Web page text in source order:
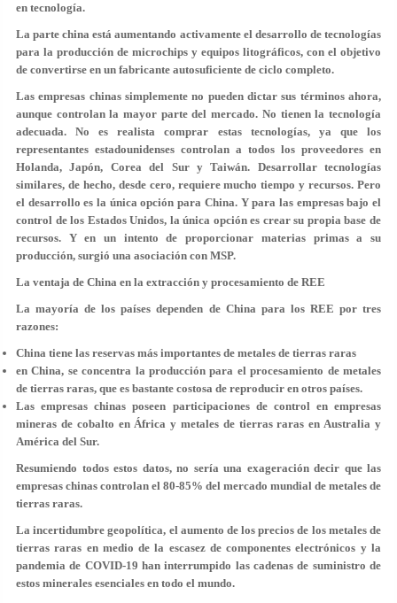
en tecnología.
La parte china está aumentando activamente el desarrollo de tecnologías
para la producción de microchips y equipos litográficos, con el objetivo
de convertirse en un fabricante autosuficiente de ciclo completo.
Las empresas chinas simplemente no pueden dictar sus términos ahora,
aunque controlan la mayor parte del mercado. No tienen la tecnología
adecuada. No es realista comprar estas tecnologías, ya que los
representantes estadounidenses controlan a todos los proveedores en
Holanda, Japón, Corea del Sur y Taiwán. Desarrollar tecnologías
similares, de hecho, desde cero, requiere mucho tiempo y recursos. Pero
el desarrollo es la única opción para China. Y para las empresas bajo el
control de los Estados Unidos, la única opción es crear su propia base de
recursos. Y en un intento de proporcionar materias primas a su
producción, surgió una asociación con MSP.
La ventaja de China en la extracción y procesamiento de REE
La mayoría de los países dependen de China para los REE por tres
razones:
China tiene las reservas más importantes de metales de tierras raras
en China, se concentra la producción para el procesamiento de metales
de tierras raras, que es bastante costosa de reproducir en otros países.
Las empresas chinas poseen participaciones de control en empresas
mineras de cobalto en África y metales de tierras raras en Australia y
América del Sur.
Resumiendo todos estos datos, no sería una exageración decir que las
empresas chinas controlan el 80-85% del mercado mundial de metales de
tierras raras.
La incertidumbre geopolítica, el aumento de los precios de los metales de
tierras raras en medio de la escasez de componentes electrónicos y la
pandemia de COVID-19 han interrumpido las cadenas de suministro de
estos minerales esenciales en todo el mundo.